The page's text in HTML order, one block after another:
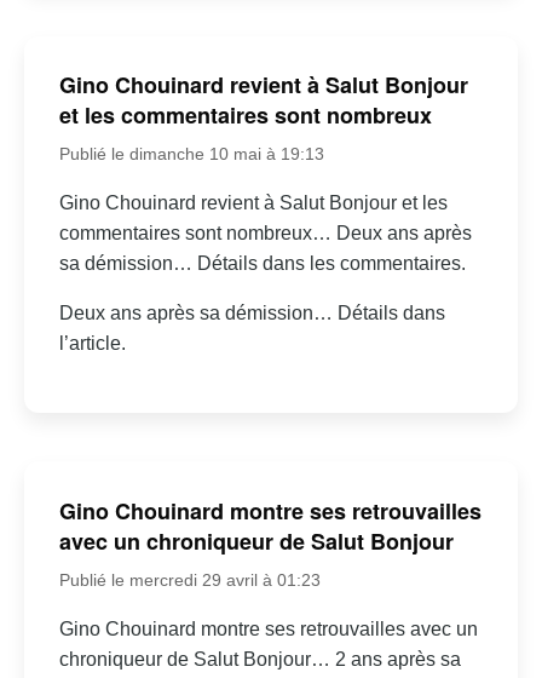
Gino Chouinard revient à Salut Bonjour
et les commentaires sont nombreux
Publié le dimanche 10 mai à 19:13
Gino Chouinard revient à Salut Bonjour et les
commentaires sont nombreux… Deux ans après
sa démission… Détails dans les commentaires.
Deux ans après sa démission… Détails dans
l’article.
Gino Chouinard montre ses retrouvailles
avec un chroniqueur de Salut Bonjour
Publié le mercredi 29 avril à 01:23
Gino Chouinard montre ses retrouvailles avec un
chroniqueur de Salut Bonjour… 2 ans après sa